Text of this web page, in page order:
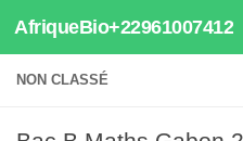
Au dessous du contenu
AfriqueBio+22961007412
NON CLASSÉ